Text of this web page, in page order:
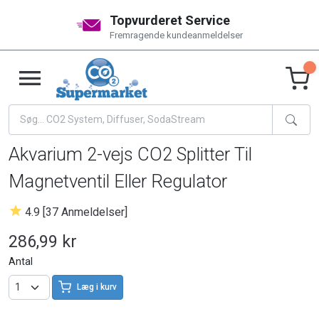
Topvurderet Service
Fremragende kundeanmeldelser
Akvarium 2-vejs CO2 Splitter Til
Magnetventil Eller Regulator
4.9 [37 Anmeldelser]
286,99 kr
Antal
Læg i kurv